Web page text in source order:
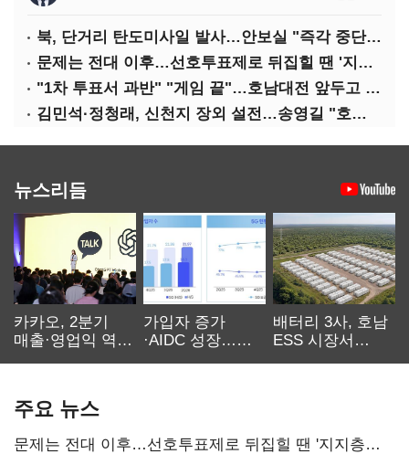
북, 단거리 탄도미사일 발사…안보실 "즉각 중단 촉구"
문제는 전대 이후…선호투표제로 뒤집힐 땐 '지지층 불복'
"1차 투표서 과반" "게임 끝"…호남대전 앞두고 '충돌'
김민석·정청래, 신천지 장외 설전…송영길 "호남 계몽 규탄"
뉴스리듬
카카오, 2분기
매출·영업익 역대
가입자 증가
·AIDC 성장…
배터리 3사, 호남
ESS 시장서
주요 뉴스
문제는 전대 이후…선호투표제로 뒤집힐 땐 '지지층